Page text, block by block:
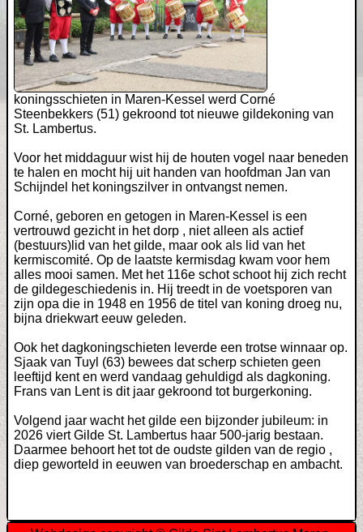
koningsschieten in Maren-Kessel werd Corné
Steenbekkers (51) gekroond tot nieuwe gildekoning van
St. Lambertus.
Voor het middaguur wist hij de houten vogel naar beneden
te halen en mocht hij uit handen van hoofdman Jan van
Schijndel het koningszilver in ontvangst nemen.
Corné, geboren en getogen in Maren-Kessel is een
vertrouwd gezicht in het dorp , niet alleen als actief
(bestuurs)lid van het gilde, maar ook als lid van het
kermiscomité. Op de laatste kermisdag kwam voor hem
alles mooi samen. Met het 116e schot schoot hij zich recht
de gildegeschiedenis in. Hij treedt in de voetsporen van
zijn opa die in 1948 en 1956 de titel van koning droeg nu,
bijna driekwart eeuw geleden.
Ook het dagkoningschieten leverde een trotse winnaar op.
Sjaak van Tuyl (63) bewees dat scherp schieten geen
leeftijd kent en werd vandaag gehuldigd als dagkoning.
Frans van Lent is dit jaar gekroond tot burgerkoning.
Volgend jaar wacht het gilde een bijzonder jubileum: in
2026 viert Gilde St. Lambertus haar 500-jarig bestaan.
Daarmee behoort het tot de oudste gilden van de regio ,
diep geworteld in eeuwen van broederschap en ambacht.